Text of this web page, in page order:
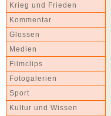
Krieg und Frieden
Kommentar
Glossen
Medien
Filmclips
Fotogalerien
Sport
Kultur und Wissen